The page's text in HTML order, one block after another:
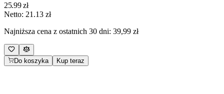
25.99zł
Netto: 21.13 zł
Najniższa cena z ostatnich 30 dni: 39,99 zł
Do koszyka Kup teraz